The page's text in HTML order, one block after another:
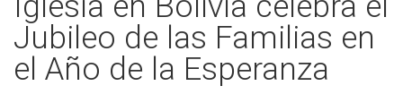
Jubileo de las Familias en
el Año de la Esperanza